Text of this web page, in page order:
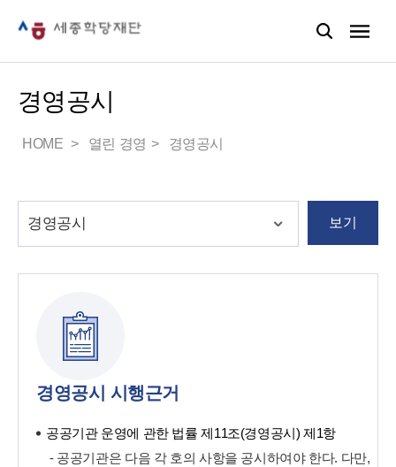
경영공시
HOME 열린 경영 경영공시
보기
경영공시 시행근거
공공기관 운영에 관한 법률 제11조(경영공시) 제1항
- 공공기관은 다음 각 호의 사항을 공시하여야 한다. 다만,